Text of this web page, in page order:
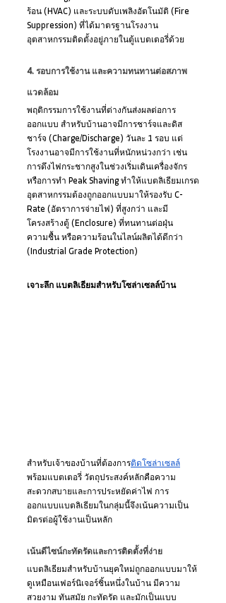
ร้อน (HVAC) และระบบดับเพลิงอัตโนมัติ (Fire
Suppression) ที่ได้มาตรฐานโรงงาน
อุตสาหกรรมติดตั้งอยู่ภายในตู้แบตเตอรี่ด้วย
4. รอบการใช้งาน และความทนทานต่อสภาพ
แวดล้อม
พฤติกรรมการใช้งานที่ต่างกันส่งผลต่อการ
ออกแบบ สำหรับบ้านอาจมีการชาร์จและดิส
ชาร์จ (Charge/Discharge) วันละ 1 รอบ แต่
โรงงานอาจมีการใช้งานที่หนักหน่วงกว่า เช่น
การดึงไฟกระชากสูงในช่วงเริ่มเดินเครื่องจักร
หรือการทำ Peak Shaving ทำให้แบตลิเธียมเกรด
อุตสาหกรรมต้องถูกออกแบบมาให้รองรับ C-
Rate (อัตราการจ่ายไฟ) ที่สูงกว่า และมี
โครงสร้างตู้ (Enclosure) ที่ทนทานต่อฝุ่น
ความชื้น หรือความร้อนในไลน์ผลิตได้ดีกว่า
(Industrial Grade Protection)
เจาะลึก แบตลิเธียมสำหรับโซล่าเซลล์บ้าน
สำหรับเจ้าของบ้านที่ต้องการติดโซล่าเซลล์
พร้อมแบตเตอรี่ วัตถุประสงค์หลักคือความ
สะดวกสบายและการประหยัดค่าไฟ การ
ออกแบบแบตลิเธียมในกลุ่มนี้จึงเน้นความเป็น
มิตรต่อผู้ใช้งานเป็นหลัก
เน้นดีไซน์กะทัดรัดและการติดตั้งที่ง่าย
แบตลิเธียมสำหรับบ้านยุคใหม่ถูกออกแบบมาให้
ดูเหมือนเฟอร์นิเจอร์ชิ้นหนึ่งในบ้าน มีความ
สวยงาม ทันสมัย กะทัดรัด และมักเป็นแบบ